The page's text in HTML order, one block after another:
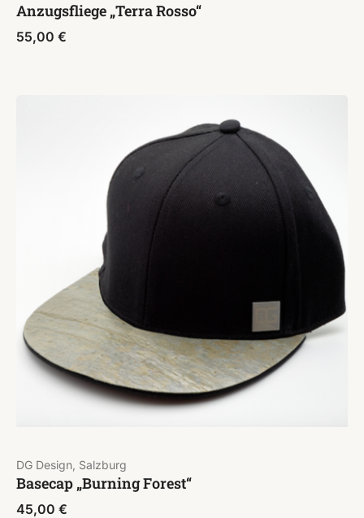
Anzugsfliege „Terra Rosso“
55,00 €
DG Design, Salzburg
Basecap „Burning Forest“
45,00 €